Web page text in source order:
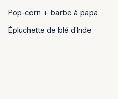
Pop-corn + barbe à papa
Épluchette de blé d’Inde